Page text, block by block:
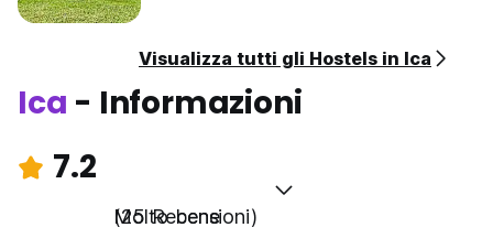
Visualizza tutti gli Hostels in Ica
Ica - Informazioni
7.2
Molto bene
(25 Recensioni)